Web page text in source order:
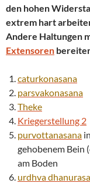
den hohen
extrem hart
Andere Haltungen
Extensoren
caturkonasana
parsvakonasana
Theke
Kriegerstellung 2
purvottanasana
gehobenem Bein
am Boden
urdhva